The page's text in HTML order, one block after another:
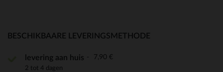
BESCHIKBAARE LEVERINGSMETHODE
levering aan huis 7,90 €
2 tot 4 dagen